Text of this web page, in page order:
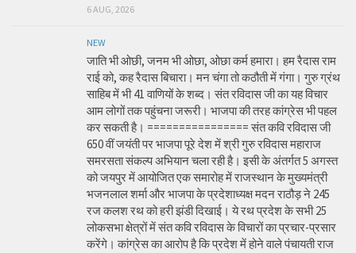
6 AUG, 2026
NEW
जाति भी ओछी, जनम भी ओछा, ओछा कर्म हमारा। हम रैदास राम
राई को, कह रैदास बिचारा। मन चंगा तो कठौती में गंगा। गुरु ग्रंथ
साहिब में भी 41 वाणियों के शब्द। संत रविदास जी का यह विचार
आम लोगों तक पहुंचना जरूरी। भाजपा की तरह कांग्रेस भी पहल
कर सकती है। ================ संत कवि रविदास जी
650 वीं जयंती पर भाजपा पूरे देश में श्री गुरु रविदास महाराज
समरसता संकल्प अभियान चला रही है। इसी के अंतर्गत 5 अगस्त
को जयपुर में आयोजित एक समारोह में राजस्थान के मुख्यमंत्री
भजनलाल शर्मा और भाजपा के प्रदेशाध्यक्ष मदन राठौड़ ने 245
रज कलश रथ को हरी झंडी दिखाई। ये रथ प्रदेश के सभी 25
लोकसभा क्षेत्रों में संत कवि रविदास के विचारों का प्रचार-प्रसार
करेंगे। कांग्रेस का आरोप है कि प्रदेश में होने वाले पंचायती राज